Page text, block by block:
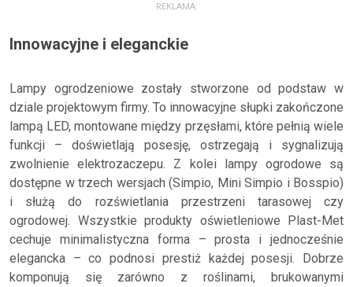
REKLAMA:
Innowacyjne i eleganckie
Lampy ogrodzeniowe zostały stworzone od podstaw w
dziale projektowym firmy. To innowacyjne słupki zakończone
lampą LED, montowane między przęsłami, które pełnią wiele
funkcji – doświetlają posesję, ostrzegają i sygnalizują
zwolnienie elektrozaczepu. Z kolei lampy ogrodowe są
dostępne w trzech wersjach (Simpio, Mini Simpio i Bosspio)
i służą do rozświetlania przestrzeni tarasowej czy
ogrodowej. Wszystkie produkty oświetleniowe Plast-Met
cechuje minimalistyczna forma – prosta i jednocześnie
elegancka – co podnosi prestiż każdej posesji. Dobrze
komponują się zarówno z roślinami, brukowanymi